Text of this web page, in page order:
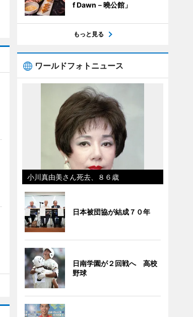
f Dawn－曉公館」
もっと見る
ワールドフォトニュース
小川真由美さん死去、８６歳
日本被団協が結成７０年
日南学園が２回戦へ 高校
野球